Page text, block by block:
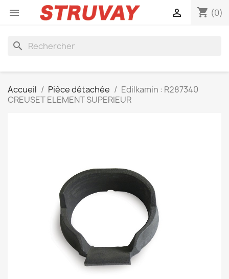
 shopping_cart (0)

search
Accueil Pièce détachée
Edilkamin : R287340
CREUSET ELEMENT SUPERIEUR